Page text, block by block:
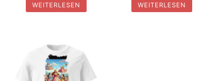
WEITERLESEN WEITERLESEN